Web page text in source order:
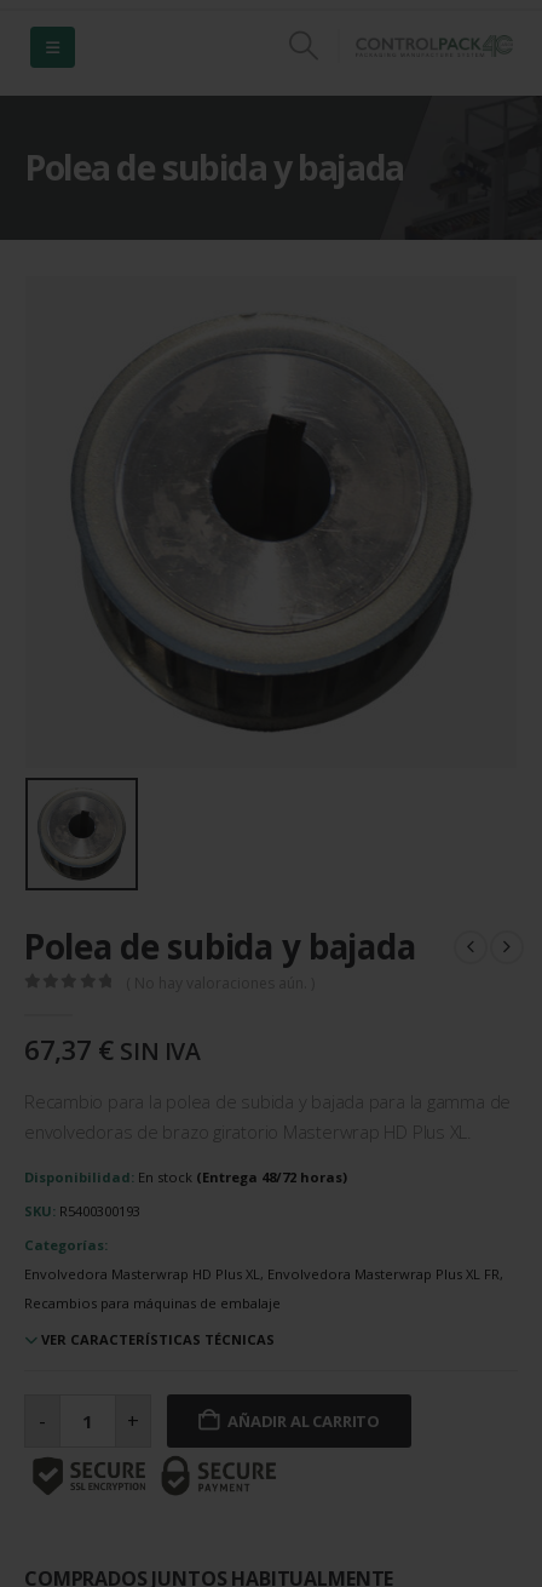
Polea de subida y bajada
Polea de subida y bajada
67,37 € SIN IVA
Recambio para la polea de subida y bajada para la gamma de
envolvedoras de brazo giratorio Masterwrap HD Plus XL.
Disponibilidad: En stock
SKU: R5400300193
Categorías:
Envolvedora Masterwrap HD Plus XL, Envolvedora Masterwrap Plus XL FR,
Recambios para máquinas de embalaje
VER CARACTERÍSTICAS TÉCNICAS
- subida
bajada
cantidad
+ AÑADIR AL CARRITO
COMPRADOS JUNTOS HABITUALMENTE